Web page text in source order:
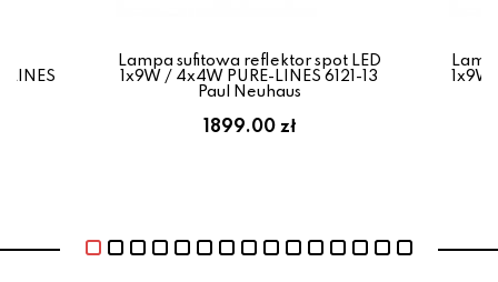
LINES
Lampa sufitowa reflektor spot LED
1x9W / 4x4W PURE-LINES 6121-13
Paul Neuhaus
1899.00 zł